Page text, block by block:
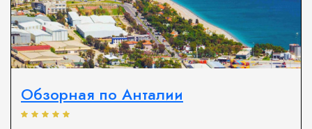
Обзорная по Анталии